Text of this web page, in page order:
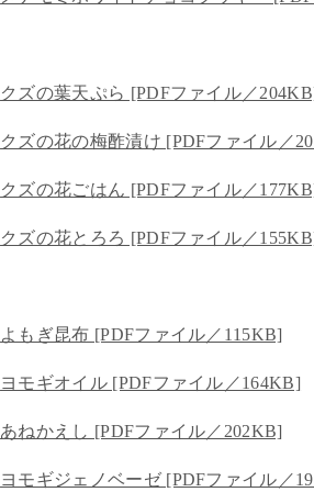
クズの葉天ぷら [PDFファイル／
クズの花の梅酢漬け [PDFファイル／
クズの花ごはん [PDFファイル／
クズの花とろろ [PDFファイル／
よもぎ昆布 [PDFファイル／115KB]
ヨモギオイル [PDFファイル／164KB]
あねかえし [PDFファイル／202KB]
ヨモギジェノベーゼ [PDFファイル／